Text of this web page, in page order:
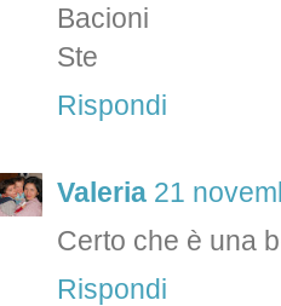
Bacioni
Ste
Rispondi
Valeria 21
Certo che è una
Rispondi